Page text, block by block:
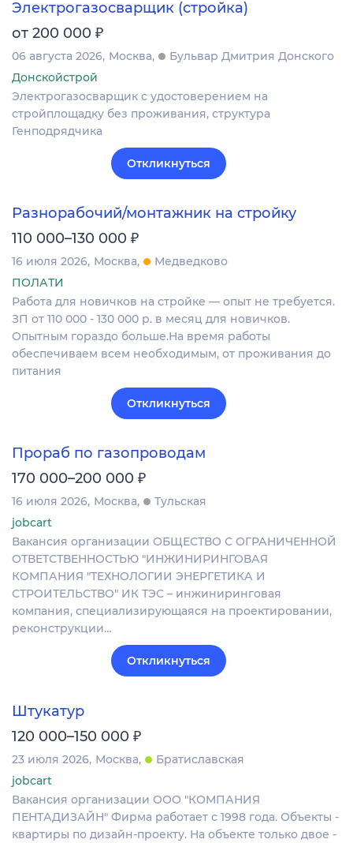
Электрогазосварщик (стройка)
от 200 000 ₽
06 августа 2026 Москва
Бульвар Дмитрия Донского
Донскойстрой
Электрогазосварщик с удостоверением на
стройплощадку без проживания, структура
Генподрядчика
Откликнуться
Разнорабочий/монтажник на стройку
110 000–130 000 ₽
16 июля 2026 Москва
Медведково
ПОЛАТИ
Работа для новичков на стройке — опыт не требуется.
ЗП от 110 000 - 130 000 р. в месяц для новичков.
Опытным гораздо больше.На время работы
обеспечиваем всем необходимым, от проживания до
питания
Откликнуться
Прораб по газопроводам
170 000–200 000 ₽
16 июля 2026 Москва
Тульская
jobcart
Вакансия организации ОБЩЕСТВО С ОГРАНИЧЕННОЙ
ОТВЕТСТВЕННОСТЬЮ "ИНЖИНИРИНГОВАЯ
КОМПАНИЯ "ТЕХНОЛОГИИ ЭНЕРГЕТИКА И
СТРОИТЕЛЬСТВО" ИК ТЭС – инжиниринговая
компания, специализирующаяся на проектировании,
реконструкции…
Откликнуться
Штукатур
120 000–150 000 ₽
23 июля 2026 Москва
Братиславская
jobcart
Вакансия организации ООО "КОМПАНИЯ
ПЕНТАДИЗАЙН" Фирма работает с 1998 года. Объекты -
квартиры по дизайн-проекту. На объекте только двое -